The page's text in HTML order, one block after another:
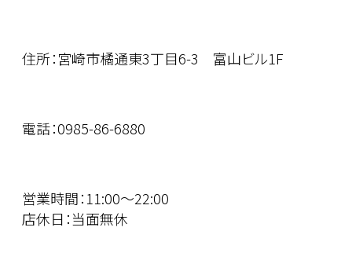
住所：宮崎市橘通東3丁目6-3 富山ビル1F
電話：0985-86-6880
営業時間：11:00～22:00
店休日：当面無休